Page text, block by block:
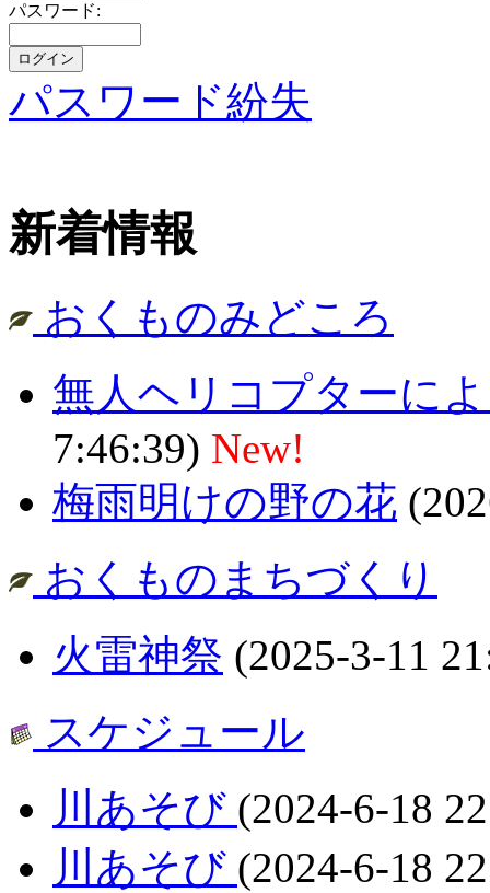
パスワード:
パスワード紛失
新着情報
おくものみどころ
無人ヘリコプターに
7:46:39) New!
梅雨明けの野の花
おくものまちづくり
火雷神祭 (2025-3-11
スケジュール
川あそび (2024-6-18
川あそび (2024-6-18